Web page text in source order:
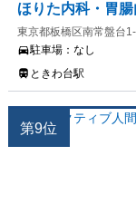
ほりた内科・胃
東京都板橋区南常盤台
駐車場： なし
ときわ台駅
第9位